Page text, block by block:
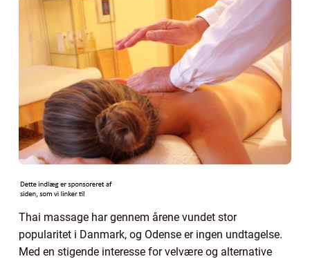
Thai massage har gennem årene vundet stor
popularitet i Danmark, og Odense er ingen undtagelse.
Med en stigende interesse for velvære og alternative